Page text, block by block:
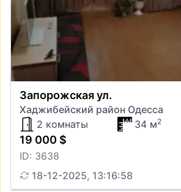
Запорожская ул.
Хаджибейский район Одесса
2 комнаты
34 м2
19 000 $
ID: 3638
18-12-2025, 13:16:58